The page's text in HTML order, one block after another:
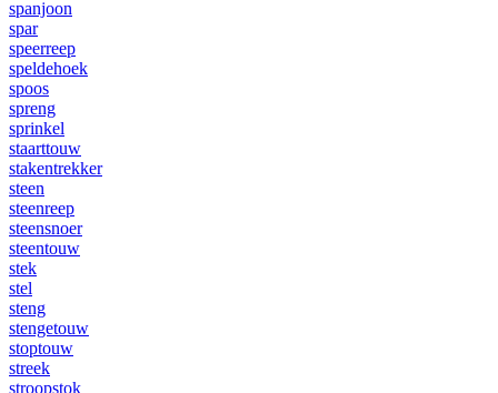
spanjoon
spar
speerreep
speldehoek
spoos
spreng
sprinkel
staarttouw
stakentrekker
steen
steenreep
steensnoer
steentouw
stek
stel
steng
stengetouw
stoptouw
streek
stroopstok